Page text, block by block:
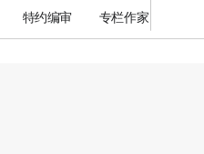
特约编审 专栏作家